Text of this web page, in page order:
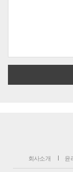
회사소개 윤